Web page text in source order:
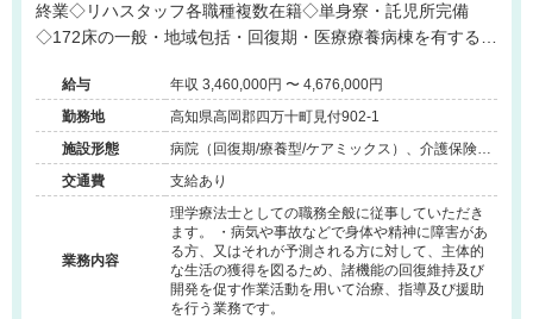
終業◇リハスタッフ各職種複数在籍◇単身寮・託児所完備
◇172床の一般・地域包括・回復期・医療療養病棟を有する病
給与
年収 3,460,000円 〜 4,676,000円
勤務地
高知県高岡郡四万十町見付902-1
施設形態
病院（回復期/療養型/ケアミックス）、介護保険関
連施設（介護老人保健施設/訪問看護・リハ）
交通費 支給あり
業務内容
理学療法士としての職務全般に従事していただき
ます。 ・病気や事故などで身体や精神に障害があ
る方、又はそれが予測される方に対して、主体的
な生活の獲得を図るため、諸機能の回復維持及び
開発を促す作業活動を用いて治療、指導及び援助
を行う業務です。